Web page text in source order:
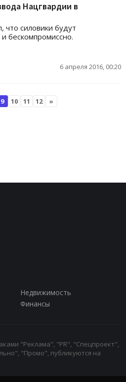
Нацгвардии в
силовики будут
бескомпромиссно.
6 апреля 2016, 00:20
9 10 11 12 »
Недвижимость
Финансы
"Реклама", "PR", "Спецпроект",
"Промо", публикуются на